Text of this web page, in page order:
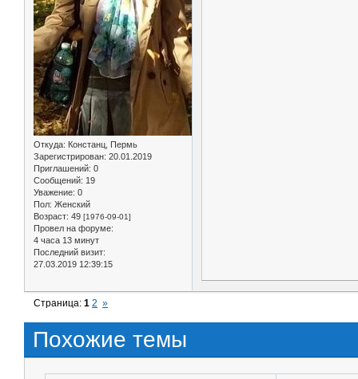
Откуда: Констанц, Пермь
Зарегистрирован: 20.01.2019
Приглашений: 0
Сообщений: 19
Уважение: 0
Пол: Женский
Возраст: 49 [1976-09-01]
Провел на форуме:
4 часа 13 минут
Последний визит:
27.03.2019 12:39:15
Страница:1 2 »
Похожие темы